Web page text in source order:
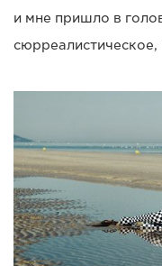
и мне пришло в
сюрреалистическое,